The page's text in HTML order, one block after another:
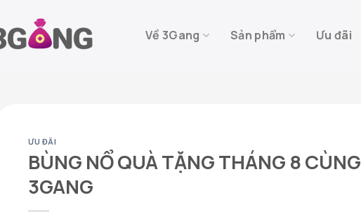
Về 3Gang Sản phẩm Ưu đãi
ƯU ĐÃI
BÙNG NỔ QUÀ TẶNG THÁNG 8 CÙNG
3GANG